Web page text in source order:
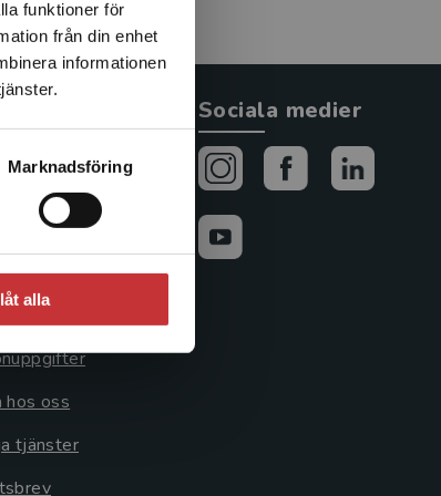
funktioner för
från din enhet
informationen
Marknadsföring
alla
och rättigheter
och
hos oss
tjänster
Sociala medier